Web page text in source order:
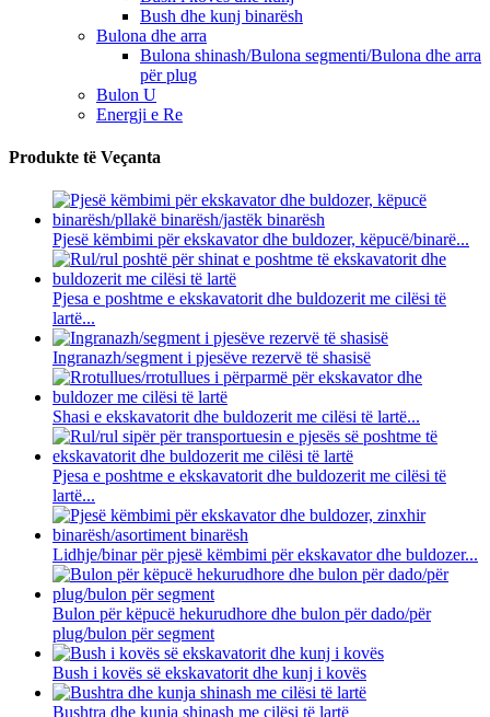
Bush dhe kunj binarësh
Bulona dhe arra
Bulona shinash/Bulona segmenti/Bulona dhe arra
për plug
Bulon U
Energji e Re
Produkte të Veçanta
Pjesë këmbimi për ekskavator dhe buldozer, këpucë/binarë...
Pjesa e poshtme e ekskavatorit dhe buldozerit me cilësi të
lartë...
Ingranazh/segment i pjesëve rezervë të shasisë
Shasi e ekskavatorit dhe buldozerit me cilësi të lartë...
Pjesa e poshtme e ekskavatorit dhe buldozerit me cilësi të
lartë...
Lidhje/binar për pjesë këmbimi për ekskavator dhe buldozer...
Bulon për këpucë hekurudhore dhe bulon për dado/për
plug/bulon për segment
Bush i kovës së ekskavatorit dhe kunj i kovës
Bushtra dhe kunja shinash me cilësi të lartë